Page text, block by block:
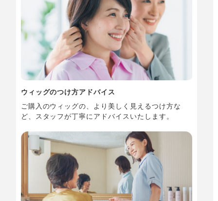
ウィッグのつけ方アドバイス
ご購入のウィッグの、より美しく見えるつけ方な
ど、スタッフが丁寧にアドバイスいたします。